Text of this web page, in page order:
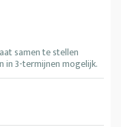
samen te stellen
in 3-termijnen mogelijk.